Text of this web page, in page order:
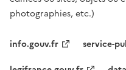
photographies, etc.)
info.gouv.fr
service-